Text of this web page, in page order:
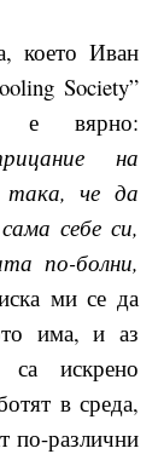
което Иван
Society”
, е вярно:
на
така, че да
себе си,
по-болни,
ми се да
има, и аз
са искрено
в среда,
по-различни